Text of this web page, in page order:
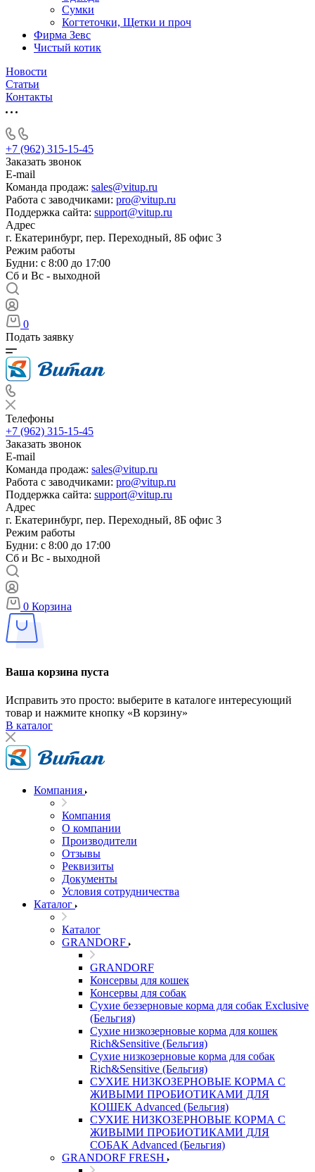
Сумки
Когтеточки, Щетки и проч
Фирма Зевс
Чистый котик
Новости
Статьи
Контакты
+7 (962) 315-15-45
Заказать звонок
E-mail
Команда продаж: sales@vitup.ru
Работа с заводчиками: pro@vitup.ru
Поддержка сайта: support@vitup.ru
Адрес
г. Екатеринбург, пер. Переходный, 8Б офис 3
Режим работы
Будни: с 8:00 до 17:00
Сб и Вс - выходной
0
Подать заявку
Телефоны
+7 (962) 315-15-45
Заказать звонок
E-mail
Команда продаж: sales@vitup.ru
Работа с заводчиками: pro@vitup.ru
Поддержка сайта: support@vitup.ru
Адрес
г. Екатеринбург, пер. Переходный, 8Б офис 3
Режим работы
Будни: с 8:00 до 17:00
Сб и Вс - выходной
0 Корзина
Ваша корзина пуста
Исправить это просто: выберите в каталоге интересующий
товар и нажмите кнопку «В корзину»
В каталог
Компания
Компания
О компании
Производители
Отзывы
Реквизиты
Документы
Условия сотрудничества
Каталог
Каталог
GRANDORF
GRANDORF
Консервы для кошек
Консервы для собак
Сухие беззерновые корма для собак Exclusive
(Бельгия)
Сухие низкозерновые корма для кошек
Rich&Sensitive (Бельгия)
Сухие низкозерновые корма для собак
Rich&Sensitive (Бельгия)
СУХИЕ НИЗКОЗЕРНОВЫЕ КОРМА С
ЖИВЫМИ ПРОБИОТИКАМИ ДЛЯ
КОШЕК Advanced (Бельгия)
СУХИЕ НИЗКОЗЕРНОВЫЕ КОРМА С
ЖИВЫМИ ПРОБИОТИКАМИ ДЛЯ
СОБАК Advanced (Бельгия)
GRANDORF FRESH